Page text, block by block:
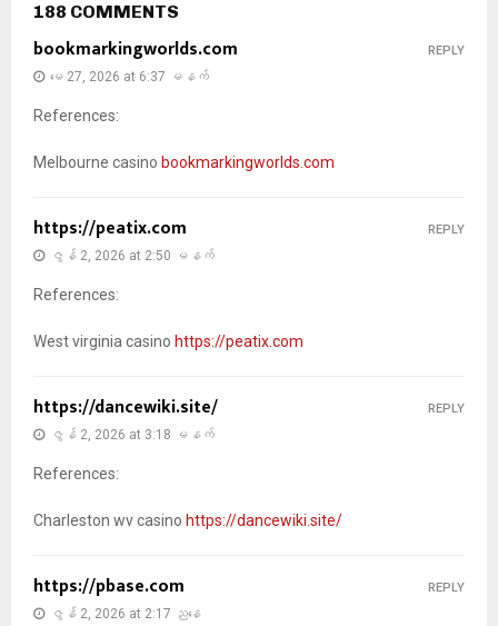
188 COMMENTS
bookmarkingworlds.com
မေ 27, 2026 at 6:37 မနက်
References:
Melbourne casino bookmarkingworlds.com
REPLY
https://peatix.com
ဇွန် 2, 2026 at 2:50 မနက်
References:
West virginia casino https://peatix.com
REPLY
https://dancewiki.site/
ဇွန် 2, 2026 at 3:18 မနက်
References:
Charleston wv casino https://dancewiki.site/
REPLY
https://pbase.com
ဇွန် 2, 2026 at 2:17 ညနေ
REPLY